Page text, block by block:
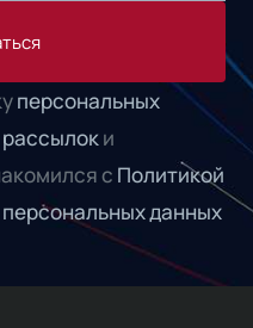
персональных
рассылоки
с Политикой
данных